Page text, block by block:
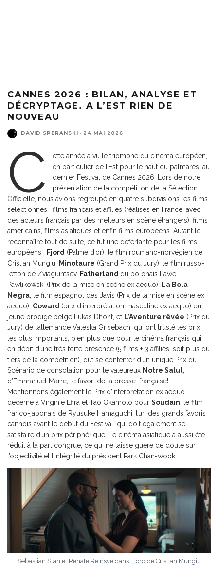
CANNES 2026 : BILAN, ANALYSE ET
DÉCRYPTAGE. A L’EST RIEN DE
NOUVEAU
DAVID SPERANSKI · 24 MAI 2026
C
ette année a vu le triomphe du cinéma européen,
en particulier de l’Est pour le haut du palmarès, au
dernier Festival de Cannes 2026. Lors de notre
présentation de la compétition de la Sélection
Officielle, nous avions regroupé en quatre subdivisions les films
sélectionnés : films français et affiliés (réalisés en France, avec
des acteurs français par des metteurs en scène étrangers), films
américains, films asiatiques et enfin films européens. Autant le
reconnaître tout de suite, ce fut une déferlante pour les films
européens : Fjord (Palme d’or), le film roumano-norvégien de
Cristian Mungiu, Minotaure (Grand Prix du Jury), le film russo-
letton de Zviaguintsev, Fatherland du polonais Pawel
Pawlikowski (Prix de la mise en scène ex aequo), La Bola
Negra , le film espagnol des Javis (Prix de la mise en scène ex
aequo), Coward (prix d’interprétation masculine ex aequo) du
jeune prodige belge Lukas Dhont, et L’Aventure rêvée (Prix du
Jury) de l’allemande Valeska Grisebach, qui ont trusté les prix
les plus importants, bien plus que pour le cinéma français qui,
en dépit d’une très forte présence (5 films + 3 affiliés, soit plus du
tiers de la compétition), dut se contenter d’un unique Prix du
Scénario de consolation pour le valeureux Notre Salut
d’Emmanuel Marre, le favori de la presse…française!
Mentionnons également le Prix d’interprétation ex aequo
décerné à Virginie Efira et Tao Okamoto pour Soudain , le film
franco-japonais de Ryusuke Hamaguchi, l’un des grands favoris
cannois avant le début du Festival, qui doit également se
satisfaire d’un prix périphérique. Le cinéma asiatique a aussi été
réduit à la part congrue, ce qui ne laisse guère de doute sur
l’objectivité et l’intégrité du président Park Chan-wook.
Sebastian Stan et Renate Reinsve dans Fjord de Cristian Mungiu